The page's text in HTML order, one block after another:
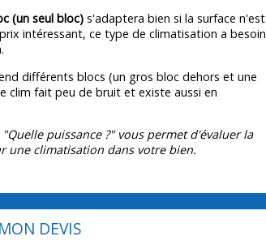
(un seul bloc)s'adaptera bien si la surface n'est
intéressant, ce type de climatisation a besoin
différents blocs (un gros bloc dehors et une
clim fait peu de bruit et existe aussi en
puissance ?" vous permet d'évaluer la
une climatisation dans votre bien.
DEVIS